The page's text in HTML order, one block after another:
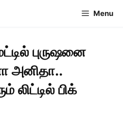
Menu
புருஷனை
அனிதா..
லிட்டில் பிக்